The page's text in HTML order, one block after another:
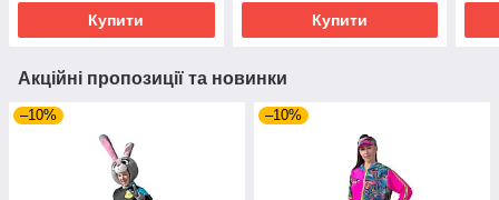
Купити Купити
Акційні пропозиції та новинки
–10% –10%